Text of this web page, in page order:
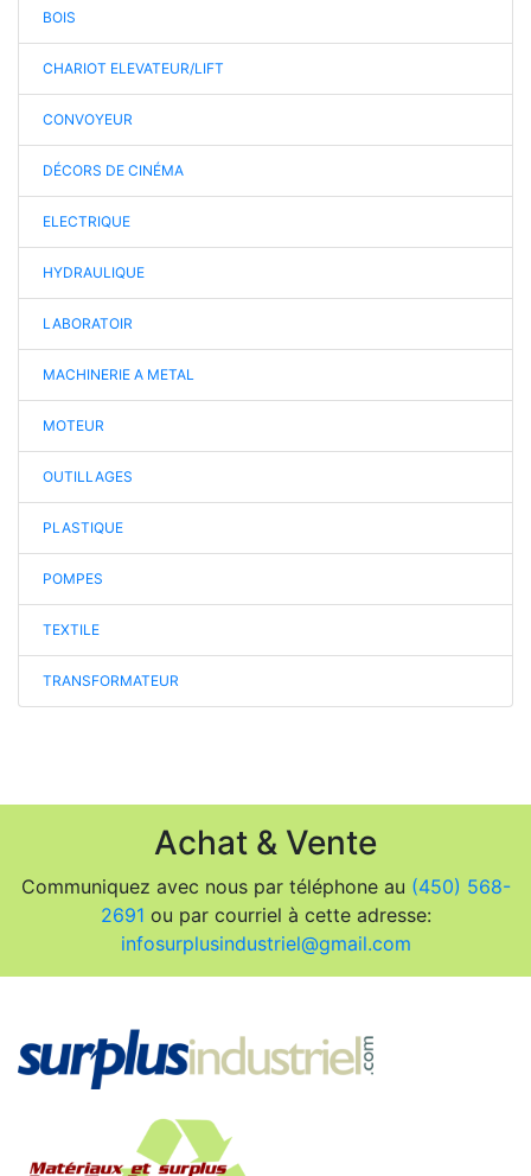
BOIS
CHARIOT ELEVATEUR/LIFT
CONVOYEUR
DÉCORS DE CINÉMA
ELECTRIQUE
HYDRAULIQUE
LABORATOIR
MACHINERIE A METAL
MOTEUR
OUTILLAGES
PLASTIQUE
POMPES
TEXTILE
TRANSFORMATEUR
Achat & Vente
Communiquez avec nous par téléphone au (450) 568-
2691 ou par courriel à cette adresse:
infosurplusindustriel@gmail.com